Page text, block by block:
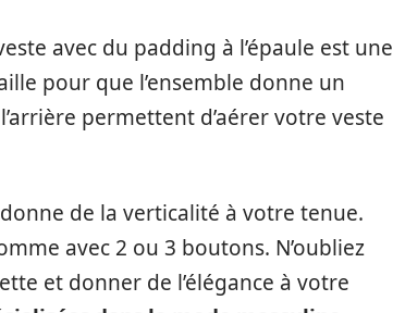
avec du padding à l’épaule est une
pour que l’ensemble donne un
permettent d’aérer votre veste
de la verticalité à votre tenue.
avec 2 ou 3 boutons. N’oubliez
et donner de l’élégance à votre